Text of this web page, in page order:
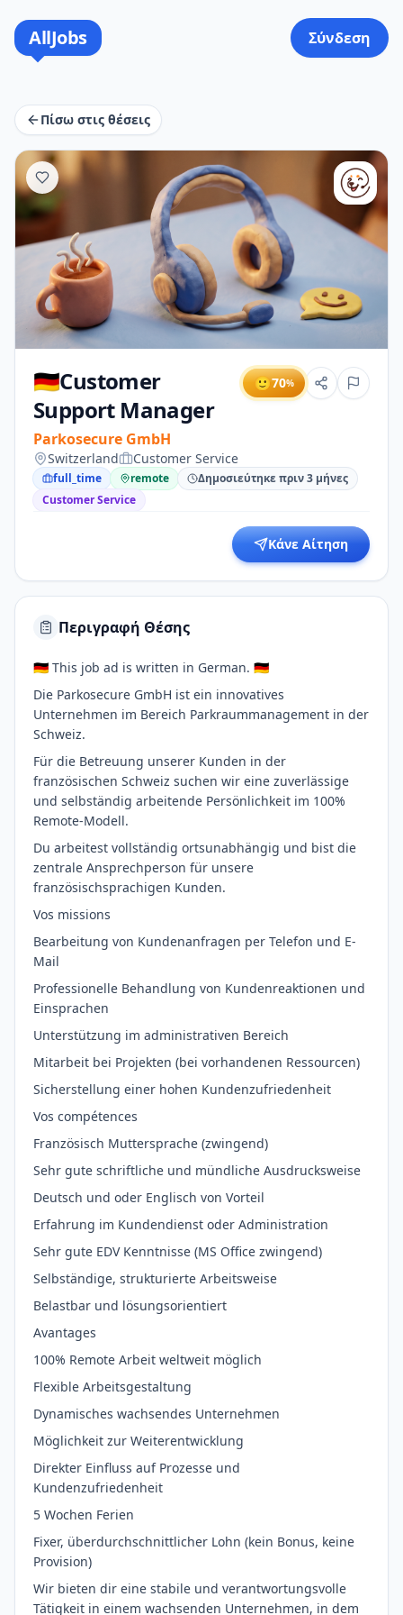
AllJobs Σύνδεση
Πίσω στις θέσεις
🇩🇪Customer
Support Manager
Parkosecure GmbH
🙂70%
Switzerland Customer Service
full_time remote
Δημοσιεύτηκε πριν 3 μήνες
Customer Service
Κάνε Αίτηση
Περιγραφή Θέσης
🇩🇪 This job ad is written in German. 🇩🇪
Die Parkosecure GmbH ist ein innovatives
Unternehmen im Bereich Parkraummanagement in der
Schweiz.
Für die Betreuung unserer Kunden in der
französischen Schweiz suchen wir eine zuverlässige
und selbständig arbeitende Persönlichkeit im 100%
Remote-Modell.
Du arbeitest vollständig ortsunabhängig und bist die
zentrale Ansprechperson für unsere
französischsprachigen Kunden.
Vos missions
Bearbeitung von Kundenanfragen per Telefon und E-
Mail
Professionelle Behandlung von Kundenreaktionen und
Einsprachen
Unterstützung im administrativen Bereich
Mitarbeit bei Projekten (bei vorhandenen Ressourcen)
Sicherstellung einer hohen Kundenzufriedenheit
Vos compétences
Französisch Muttersprache (zwingend)
Sehr gute schriftliche und mündliche Ausdrucksweise
Deutsch und oder Englisch von Vorteil
Erfahrung im Kundendienst oder Administration
Sehr gute EDV Kenntnisse (MS Office zwingend)
Selbständige, strukturierte Arbeitsweise
Belastbar und lösungsorientiert
Avantages
100% Remote Arbeit weltweit möglich
Flexible Arbeitsgestaltung
Dynamisches wachsendes Unternehmen
Möglichkeit zur Weiterentwicklung
Direkter Einfluss auf Prozesse und
Kundenzufriedenheit
5 Wochen Ferien
Fixer, überdurchschnittlicher Lohn (kein Bonus, keine
Provision)
Wir bieten dir eine stabile und verantwortungsvolle
Tätigkeit in einem wachsenden Unternehmen, in dem